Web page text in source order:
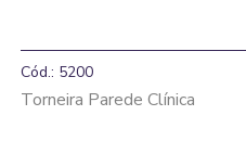
Cód.: 5200
Torneira Parede Clínica